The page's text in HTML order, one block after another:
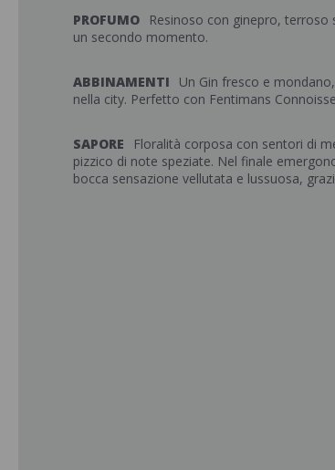
PROFUMO
Resinoso con ginepro, terroso
un secondo momento.
ABBINAMENTI
Un Gin fresco e
nella city. Perfetto con Fentimans
SAPORE
Floralità corposa con sentori di
pizzico di note speziate. Nel finale
bocca sensazione vellutata e lussuosa,